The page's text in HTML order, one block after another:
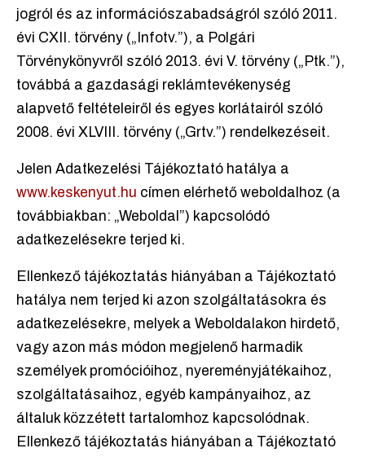
jogról és az információszabadságról szóló 2011.
évi CXII. törvény („Infotv.”), a Polgári
Törvénykönyvről szóló 2013. évi V. törvény („Ptk.”),
továbbá a gazdasági reklámtevékenység
alapvető feltételeiről és egyes korlátairól szóló
2008. évi XLVIII. törvény („Grtv.”) rendelkezéseit.
Jelen Adatkezelési Tájékoztató hatálya a
www.keskenyut.hu címen elérhető weboldalhoz (a
továbbiakban: „Weboldal”) kapcsolódó
adatkezelésekre terjed ki.
Ellenkező tájékoztatás hiányában a Tájékoztató
hatálya nem terjed ki azon szolgáltatásokra és
adatkezelésekre, melyek a Weboldalakon hirdető,
vagy azon más módon megjelenő harmadik
személyek promócióihoz, nyereményjátékaihoz,
szolgáltatásaihoz, egyéb kampányaihoz, az
általuk közzétett tartalomhoz kapcsolódnak.
Ellenkező tájékoztatás hiányában a Tájékoztató